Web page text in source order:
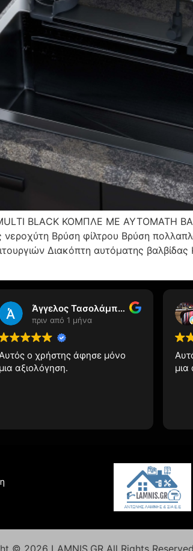
ΒLΑCΚ ΚΟΜΠΛΕ ΜΕ ΑΥΤΟΜΑΤΗ
νεροχύτη Βρύση φίλτρου Βρύση
Διακόπτη αυτόματης
Άγγελος Τασολάμπρος
πριν από 1 μήνα
ο χρήστης άφησε μόνο
μια αξιολόγηση.
μια